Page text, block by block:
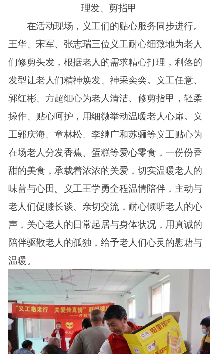
理发、剪指甲
在活动现场，义工们的贴心服务同步进行。
王华、宋军、张志瑞三位义工耐心细致地为老人
们修剪头发，根据老人的需求精心打理，利落的
发型让老人们精神焕发、神采奕奕。义工任意、
郭红彬、方超细心为老人清洁、修剪指甲，轻柔
操作、贴心呵护，用细微举动温暖老人心扉。义
工郭庆海、童林松、李继广和苏骊等义工贴心为
在场老人分发香蕉、蛋糕等爱心零食，一份份香
甜的美食，承载着浓浓的关爱，切实温暖老人的
味蕾与心田。义工王学勇全程温情陪伴，主动与
老人们促膝长谈、亲切交流，耐心倾听老人的心
声，关心老人的日常起居与身体状况，用真诚的
陪伴驱散老人的孤独，给予老人们心灵的慰藉与
温暖。